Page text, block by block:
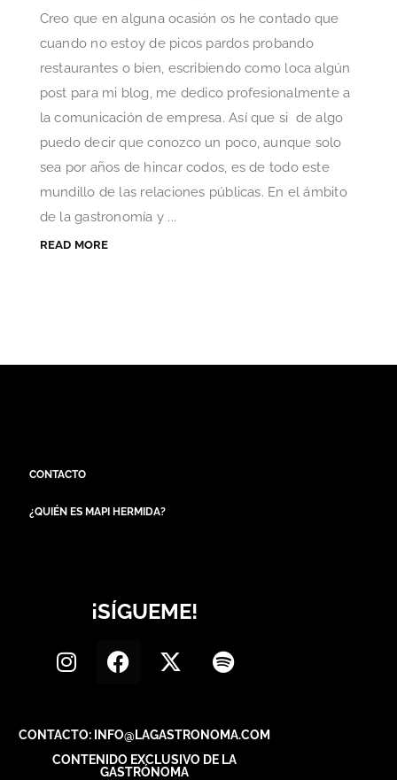
Creo que en alguna ocasión os he contado que
cuando no estoy de picos pardos probando
restaurantes o bien, escribiendo como loca algún
post para mi blog, me dedico profesionalmente a
la comunicación de empresa. Así que si de algo
puedo decir que conozco un poco, aunque solo
sea por años de hincar codos, es de todo este
mundillo de las relaciones públicas. En el ámbito
de la gastronomía y ...
READ MORE
CONTACTO
¿QUIÉN ES MAPI HERMIDA?
¡SÍGUEME!
CONTACTO: INFO@LAGASTRONOMA.COM
CONTENIDO EXCLUSIVO DE LA
GASTRÓNOMA